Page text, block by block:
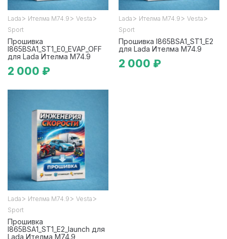
Lada > Ителма М74.9 > Vesta >
Sport
Прошивка
I865BSA1_ST1_E0_EVAP_OFF
для Lada Ителма М74.9
2 000 ₽
Lada > Ителма М74.9 > Vesta >
Sport
Прошивка I865BSA1_ST1_E2
для Lada Ителма М74.9
2 000 ₽
Lada > Ителма М74.9 > Vesta >
Sport
Прошивка
I865BSA1_ST1_E2_launch для
Lada Ителма М74.9